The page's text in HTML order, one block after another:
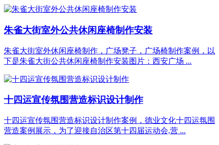
朱雀大街室外公共休闲座椅制作安装
朱雀大街室外休闲座椅制作，广场凳子，广场椅制作案例，以
下是朱雀大街公共休闲座椅制作安装图片：西安广场 ...
十四运宣传氛围营造标识设计制作
十四运宣传氛围营造标识设计制作案例，德业文化十四运氛围
营造案例展示，为了迎接自治区第十四届运动会,营 ...